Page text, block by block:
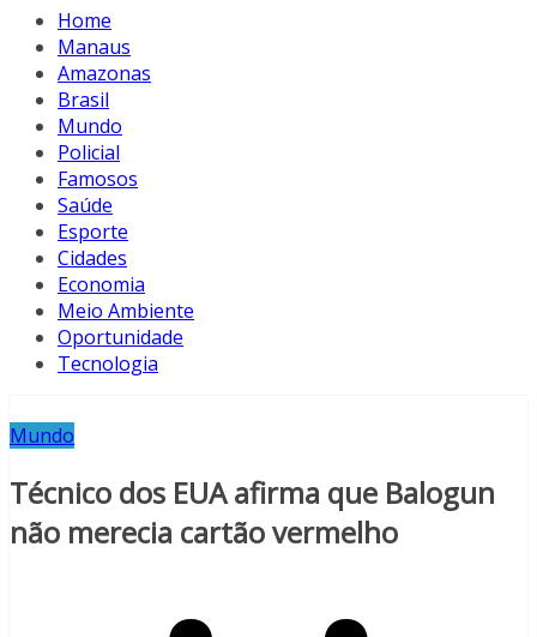
Home
Manaus
Amazonas
Brasil
Mundo
Policial
Famosos
Saúde
Esporte
Cidades
Economia
Meio Ambiente
Oportunidade
Tecnologia
Mundo
Técnico dos EUA afirma que Balogun
não merecia cartão vermelho